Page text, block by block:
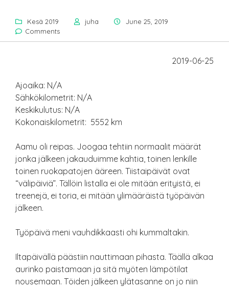
Kesä 2019 juha
June 25, 2019
Comments
2019-06-25
Ajoaika: N/A
Sähkökilometrit: N/A
Keskikulutus: N/A
Kokonaiskilometrit: 5552 km
Aamu oli reipas. Joogaa tehtiin normaalit määrät
jonka jälkeen jakauduimme kahtia, toinen lenkille
toinen ruokapatojen ääreen. Tiistaipäivät ovat
“välipäiviä”. Tällöin listalla ei ole mitään erityistä, ei
treenejä, ei toria, ei mitään ylimääräistä työpäivän
jälkeen.
Työpäivä meni vauhdikkaasti ohi kummaltakin.
Iltapäivällä päästiin nauttimaan pihasta. Täällä alkaa
aurinko paistamaan ja sitä myöten lämpötilat
nousemaan. Töiden jälkeen ylätasanne on jo niin